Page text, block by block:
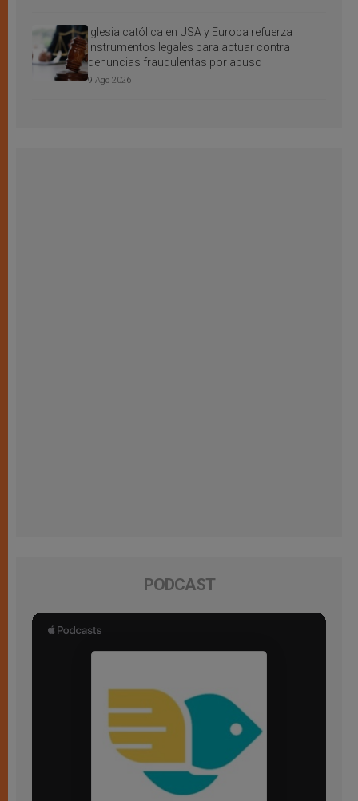
Iglesia católica en USA y Europa refuerza
instrumentos legales para actuar contra
denuncias fraudulentas por abuso
9 Ago 2026
PODCAST